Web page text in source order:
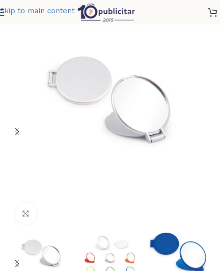
Skip to main content
ESPEJO REDONDO COLORS